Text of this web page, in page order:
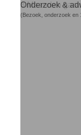
Onderzoek &
(Bezoek, onderzoek en